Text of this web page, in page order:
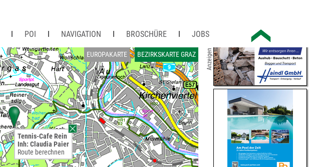
POI NAVIGATION BROSCHÜRE JOBS
EUROPAKARTE BEZIRKSKARTE GRAZ
Tennis-Cafe Rein
Inh: Claudia Paier
Route berechnen
Anzeigen